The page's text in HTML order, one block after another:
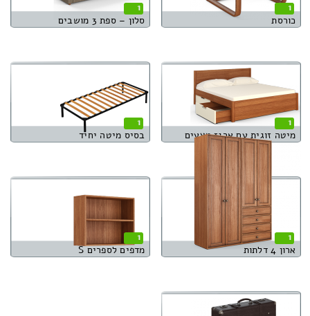
1
כורסת
1
סלון – ספת 3 מושבים
1
מיטה זוגית עם ארגז מצעים
1
בסיס מיטה יחיד
1
ארון 4 דלתות
1
מדפים לספרים S